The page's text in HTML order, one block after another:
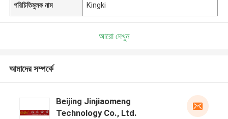
পরিচিতিমুলক নাম Kingki
আরো দেখুন
আমাদের সম্পর্কে
Beijing Jinjiaomeng
Technology Co., Ltd.